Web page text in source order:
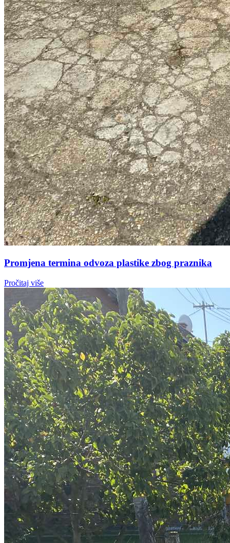
Promjena termina odvoza plastike zbog praznika
Pročitaj više